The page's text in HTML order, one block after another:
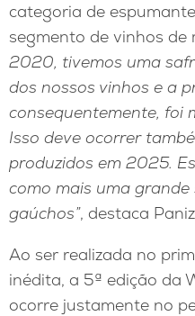
categoria de
segmento de vinhos de
2020, tivemos uma
dos nossos vinhos e a
consequentemente, foi
Isso deve ocorrer
produzidos em 2025.
como mais uma
gaúchos”, destaca
Ao ser realizada no
inédita, a 5ª edição da
ocorre justamente no